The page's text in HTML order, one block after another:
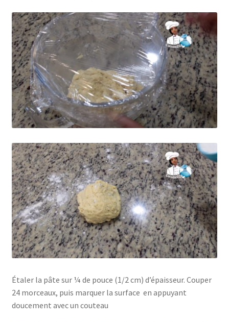
Étaler la pâte sur ¼ de pouce (1/2 cm) d’épaisseur. Couper
24 morceaux, puis marquer la surface en appuyant
doucement avec un couteau